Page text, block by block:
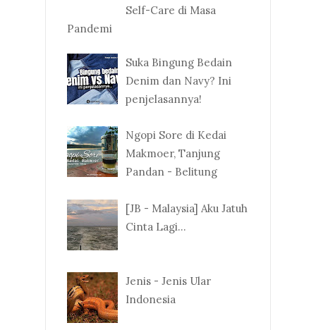
Self-Care di Masa
Pandemi
Suka Bingung Bedain
Denim dan Navy? Ini
penjelasannya!
Ngopi Sore di Kedai
Makmoer, Tanjung
Pandan - Belitung
[JB - Malaysia] Aku Jatuh
Cinta Lagi...
Jenis - Jenis Ular
Indonesia